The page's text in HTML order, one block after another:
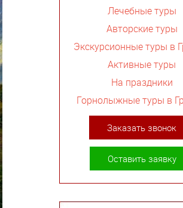
Лечебные туры
Авторские туры
Экскурсионные туры в
Активные туры
На праздники
Горнолыжные туры в
Заказать звонок
Оставить заявку